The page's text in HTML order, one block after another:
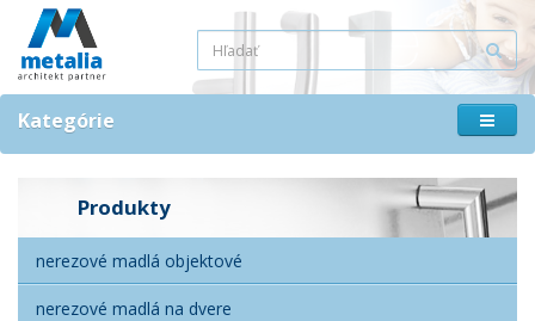
Kategórie
Produkty
nerezové madlá objektové
nerezové madlá na dvere